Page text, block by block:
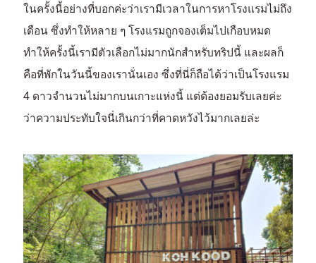
ในครั้งนี้อย่างที่บอกค่ะว่าเรามีเวลาในการหาโรงแรมไม่ถึง
เดือน ซึ่งทำให้หลาย ๆ โรงแรมถูกจองเต็มไปเกือบหมด
ทำให้ครั้งนี้เรามีตัวเลือกไม่มากนักสำหรับทริปนี้ และผลก็
คือที่พักในวันนี้ของเรานั่นเอง ซึ่งที่นี่ก็ถือได้ว่าเป็นโรงแรม
4 ดาวจำนวนไม่มากบนเกาะแห่งนี้ แต่ต้องยอมรับเลยค่ะ
ว่าความประทับใจนี่เกินกว่าที่คาดหวังไว้มากเลยล่ะ